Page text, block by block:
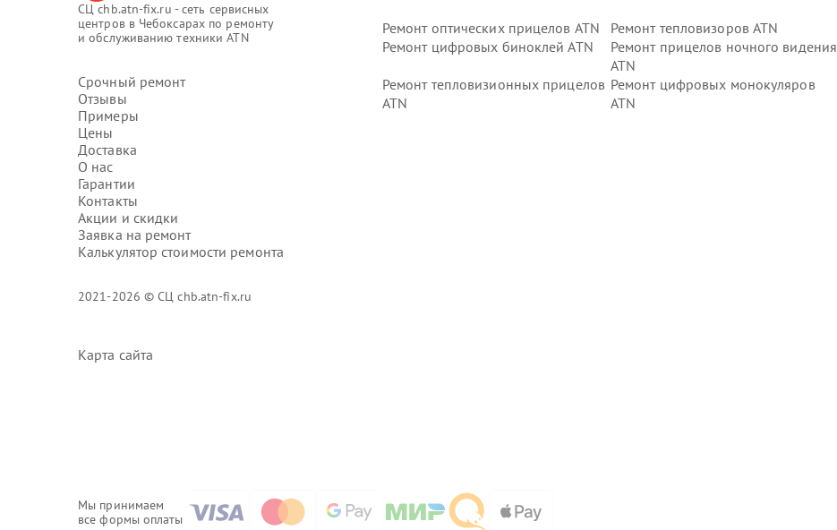
СЦ chb.atn-fix.ru - сеть сервисных
центров в Чебоксарах по ремонту
и обслуживанию техники ATN
Срочный ремонт
Отзывы
Примеры
Цены
Доставка
О нас
Гарантии
Контакты
Акции и скидки
Заявка на ремонт
Калькулятор стоимости ремонта
2021-2026 © СЦ chb.atn-fix.ru
Карта сайта
Мы принимаем
все формы оплаты
Ремонт оптических прицелов ATN
Ремонт тепловизоров ATN
Ремонт цифровых биноклей ATN
Ремонт прицелов ночного видения
ATN
Ремонт тепловизионных прицелов
ATN
Ремонт цифровых монокуляров
ATN